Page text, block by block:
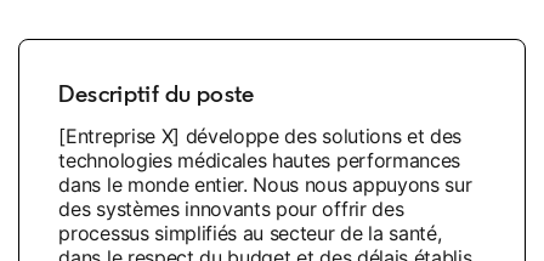
Descriptif du poste
[Entreprise X] développe des solutions et des
technologies médicales hautes performances
dans le monde entier. Nous nous appuyons sur
des systèmes innovants pour offrir des
processus simplifiés au secteur de la santé,